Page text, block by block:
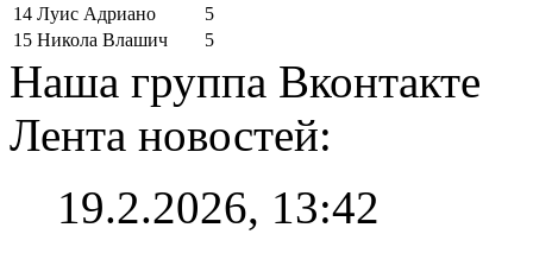
14 Луис Адриано
5
15 Никола Влашич 5
Наша группа Вконтакте
Лента новостей:
19.2.2026, 13:42